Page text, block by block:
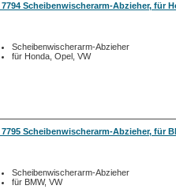
7794 Scheibenwischerarm-Abzieher, für
Scheibenwischerarm-Abzieher
für Honda, Opel, VW
7795 Scheibenwischerarm-Abzieher, für
Scheibenwischerarm-Abzieher
für BMW, VW